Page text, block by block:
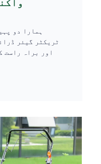
ہمارا دو
ٹریکٹر گیئر
اور براہ راست